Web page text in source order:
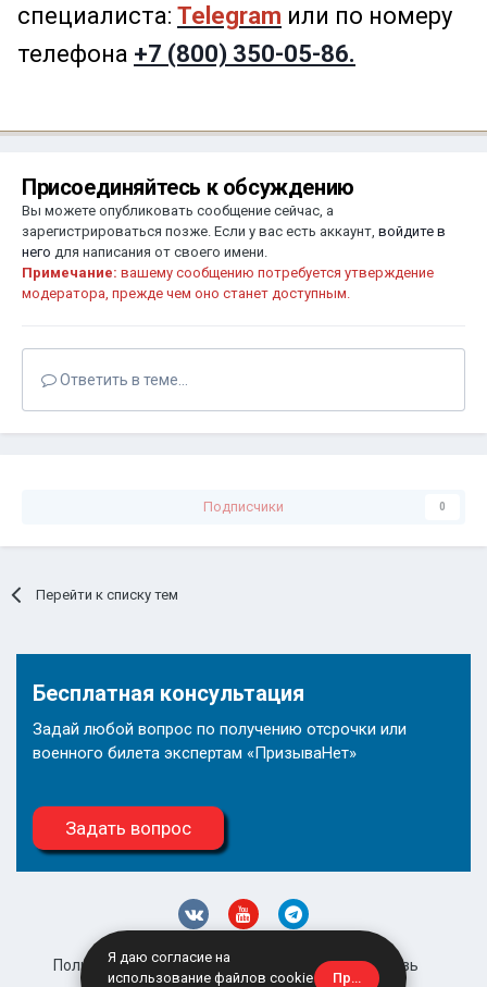
специалиста: Telegram или по номеру
телефона +7 (800) 350-05-86.
Присоединяйтесь к обсуждению
Вы можете опубликовать сообщение сейчас, а
зарегистрироваться позже. Если у вас есть аккаунт, войдите в
него для написания от своего имени.
Примечание: вашему сообщению потребуется утверждение
модератора, прежде чем оно станет доступным.
Ответить в теме...
Подписчики 0
Перейти к списку тем
Бесплатная консультация
Задай любой вопрос по получению отсрочки или
военного билета экспертам «ПризываНет»
Задать вопрос
Политика конфиденциальности
Обратная связь
Я даю согласие на
использование файлов cookie
Принять